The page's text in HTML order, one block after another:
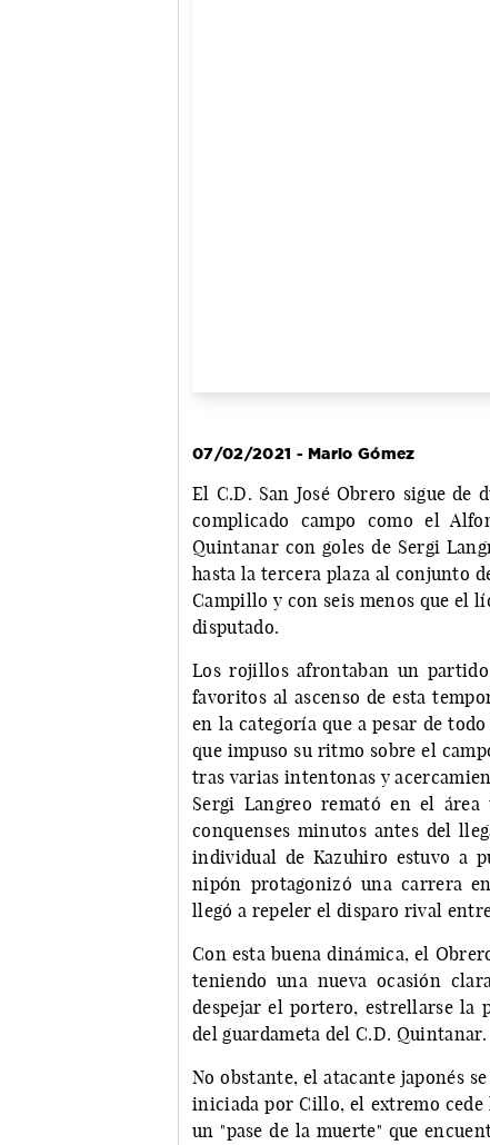
07/02/2021 - Mario Gómez
El C.D. San José Obrero sigue
complicado campo como el
Quintanar con goles de Sergi
hasta la tercera plaza al conjunto
Campillo y con seis menos que el
disputado.
Los rojillos afrontaban un
favoritos al ascenso de esta
en la categoría que a pesar de
que impuso su ritmo sobre el
tras varias intentonas y
Sergi Langreo remató en el
conquenses minutos antes del
individual de Kazuhiro estuvo a
nipón protagonizó una carrera
llegó a repeler el disparo rival
Con esta buena dinámica, el
teniendo una nueva ocasión
despejar el portero, estrellarse la
del guardameta del C.D. Quintanar.
No obstante, el atacante japonés
iniciada por Cillo, el extremo cede
un "pase de la muerte" que